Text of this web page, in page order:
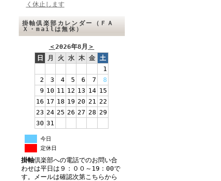
く休止します
掛軸倶楽部カレンダー（ＦＡ
Ｘ・mailは無休）
＜2026年8月 ＞
日
月 火 水 木 金 土
1
2
3 4 5 6 7
8
9 10 11 12 13 14 15
16 17 18 19 20 21 22
23 24 25 26 27 28 29
30 31
今日
定休日
掛軸倶楽部への電話でのお問い合
わせは平日は９：００～19：00で
す。メールは確認次第こちらから